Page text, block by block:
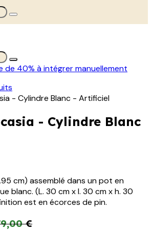
de 40% à intégrer manuellement
- Cylindre Blanc - Artificiel
- Cylindre Blanc
cm) assemblé dans un pot en
blanc. (L. 30 cm x l. 30 cm x h. 30
est en écorces de pin.
€